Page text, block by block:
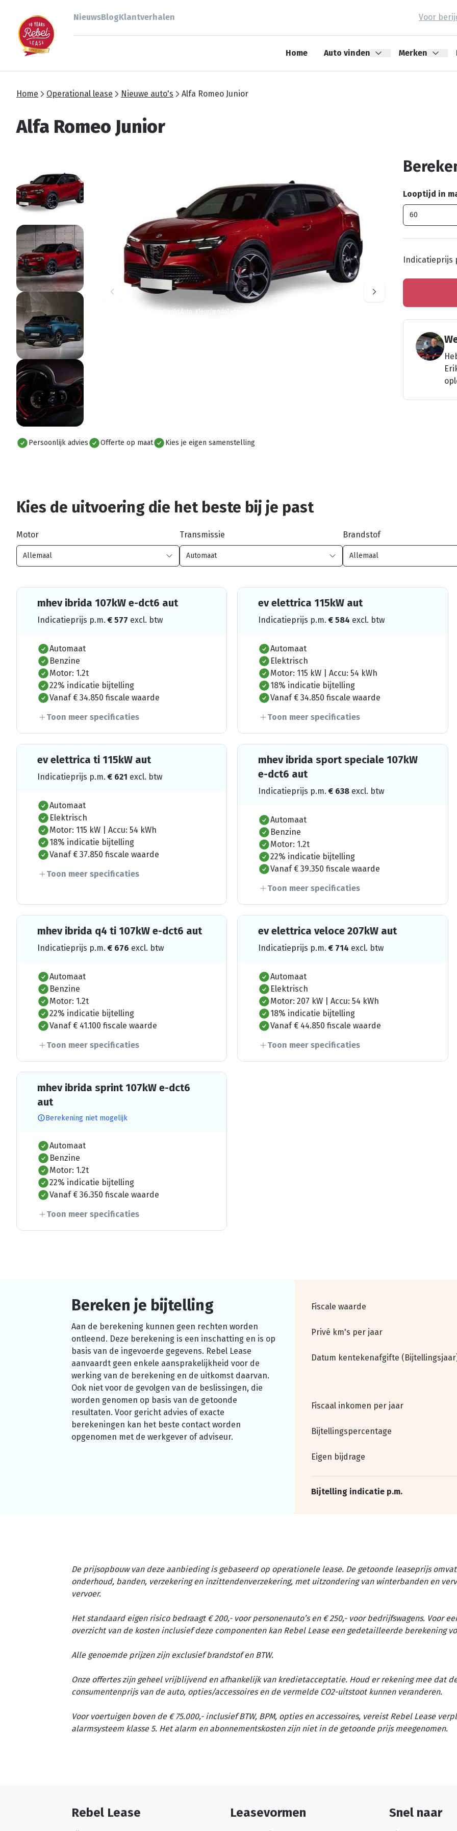
NieuwsBlogKlantverhalen Voor
Home Auto vinden Merken
Home Operational lease Nieuwe auto's Alfa Romeo Junior
Alfa Romeo Junior
Alles bekijken
Let op: dit is een voorbeeld foto. Kleur/model etc wijken mogelijk af van de werkelijke auto
Persoonlijk advies Offerte op maat Kies je eigen samenstelling
Looptijd in
Indicatieprijs
Kies de uitvoering die het beste bij je past
Motor Transmissie Brandstof
mhev ibrida 107kW e-dct6 aut
Indicatieprijs p.m.€ 577 excl. btw
Automaat
Benzine
Motor: 1.2t
22% indicatie bijtelling
Vanaf € 34.850 fiscale waarde
Toon meer specificaties
ev elettrica 115kW aut
Indicatieprijs p.m.€ 584 excl. btw
Automaat
Elektrisch
Motor: 115 kW | Accu: 54 kWh
18% indicatie bijtelling
Vanaf € 34.850 fiscale waarde
Toon meer specificaties
ev elettrica ti 115kW aut
Indicatieprijs p.m.€ 621 excl. btw
Automaat
Elektrisch
Motor: 115 kW | Accu: 54 kWh
18% indicatie bijtelling
Vanaf € 37.850 fiscale waarde
Toon meer specificaties
mhev ibrida sport speciale 107kW
e-dct6 aut
Indicatieprijs p.m.€ 638 excl. btw
Automaat
Benzine
Motor: 1.2t
22% indicatie bijtelling
Vanaf € 39.350 fiscale waarde
Toon meer specificaties
mhev ibrida q4 ti 107kW e-dct6 aut
Indicatieprijs p.m.€ 676 excl. btw
Automaat
Benzine
Motor: 1.2t
22% indicatie bijtelling
Vanaf € 41.100 fiscale waarde
Toon meer specificaties
ev elettrica veloce 207kW aut
Indicatieprijs p.m.€ 714 excl. btw
Automaat
Elektrisch
Motor: 207 kW | Accu: 54 kWh
18% indicatie bijtelling
Vanaf € 44.850 fiscale waarde
Toon meer specificaties
mhev ibrida sprint 107kW e-dct6
aut
Berekening niet mogelijk
Automaat
Benzine
Motor: 1.2t
22% indicatie bijtelling
Vanaf € 36.350 fiscale waarde
Toon meer specificaties
Bereken je bijtelling
Aan de berekening kunnen geen rechten worden
ontleend. Deze berekening is een inschatting en is op
basis van de ingevoerde gegevens. Rebel Lease
aanvaardt geen enkele aansprakelijkheid voor de
werking van de berekening en de uitkomst daarvan.
Ook niet voor de gevolgen van de beslissingen, die
worden genomen op basis van de getoonde
resultaten. Voor gericht advies of exacte
berekeningen kan het beste contact worden
opgenomen met de werkgever of adviseur.
Fiscale waarde
Privé km's per jaar
Datum kentekenafgifte
Fiscaal inkomen per jaar
Bijtellingspercentage
Eigen bijdrage
Bijtelling indicatie p.m.
De prijsopbouw van deze aanbieding is gebaseerd op operationele lease. De getoonde leaseprijs
onderhoud, banden, verzekering en inzittendenverzekering, met uitzondering van winterbanden en
vervoer.
Het standaard eigen risico bedraagt € 200,- voor personenauto’s en € 250,- voor bedrijfswagens. Voor
overzicht van de kosten inclusief deze componenten kan Rebel Lease een gedetailleerde berekening
Alle genoemde prijzen zijn exclusief brandstof en BTW.
Onze offertes zijn geheel vrijblijvend en afhankelijk van kredietacceptatie. Houd er rekening mee dat
consumentenprijs van de auto, opties/accessoires en de vermelde CO2-uitstoot kunnen veranderen.
Voor voertuigen boven de € 75.000,- inclusief BTW, BPM, opties en accessoires, vereist Rebel Lease
alarmsysteem klasse 5. Het alarm en abonnementskosten zijn niet in de getoonde prijs meegenomen.
Rebel Lease Leasevormen Snel naar